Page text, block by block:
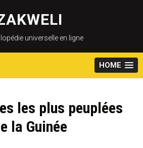
content
universelle en ligne
HOME
les plus peuplées
la Guinée